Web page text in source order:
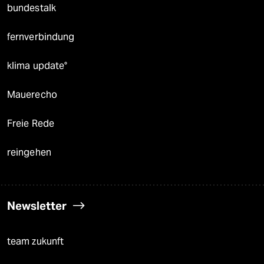
bundestalk
fernverbindung
klima update°
Mauerecho
Freie Rede
reingehen
Newsletter
team zukunft